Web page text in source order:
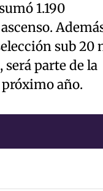
1.190
sub 20
parte de la
año.